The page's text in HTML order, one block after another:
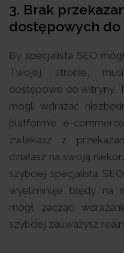
3. Brak
dostępowych do
By specjalista SEO
Twojej stronie,
dostępowe do witryny.
mogli wdrażać
platformie e-
zwlekasz z
działasz na swoją
szybciej specjalista
wyeliminuje błędy na
mógł zacząć
szybciej zauważysz